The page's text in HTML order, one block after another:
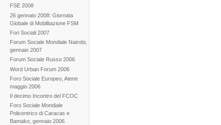
FSE 2008
26 gennaio 2008: Giornata
Globale di Mobilitazione FSM
Fori Sociali 2007
Forum Sociale Mondiale Nairobi,
gennaio 2007
Forum Sociale Russo 2006
Word Urban Forum 2006
Foro Sociale Europeo, Atene
maggio 2006
Il decimo Incontro del FCOC
Foro Sociale Mondiale
Policentrico di Caracas e
Bamako, gennaio 2006